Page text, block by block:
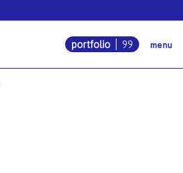
β venture
portfolio 99 menu